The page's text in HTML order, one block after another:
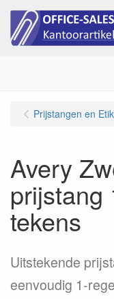
Prijstangen en
Avery
prijstang
tekens
Uitstekende
eenvoudig 1-